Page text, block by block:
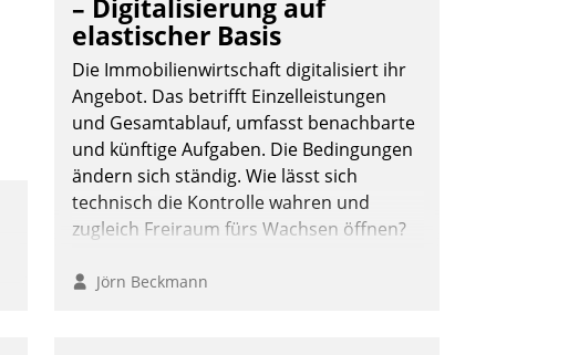
– Digitalisierung auf
elastischer Basis
Die Immobilienwirtschaft digitalisiert ihr
Angebot. Das betrifft Einzelleistungen
und Gesamtablauf, umfasst benachbarte
und künftige Aufgaben. Die Bedingungen
ändern sich ständig. Wie lässt sich
technisch die Kontrolle wahren und
zugleich Freiraum fürs Wachsen öffnen?
Jörn Beckmann